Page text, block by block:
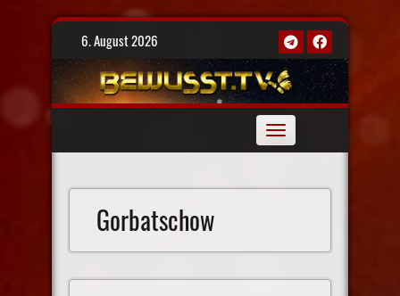
Skip
6. August 2026
Toggle
navigation
Gorbatschow